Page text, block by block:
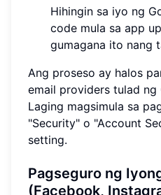
Hihingin sa iyo ng
code mula sa app
gumagana ito nang
Ang proseso ay halos
email providers tulad ng
Laging magsimula sa
"Security" o "Account
setting.
Pagseguro ng
(Facebook,